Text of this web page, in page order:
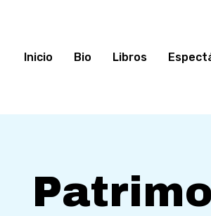
Inicio Bio Libros